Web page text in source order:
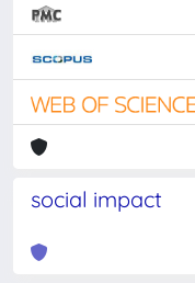
social impact